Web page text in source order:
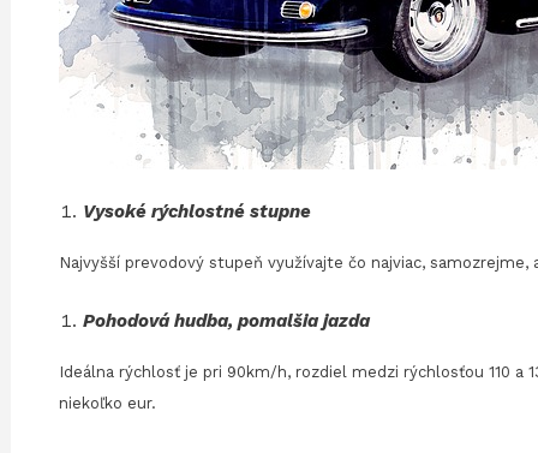
Vysoké rýchlostné stupne
Najvyšší prevodový stupeň využívajte čo najviac,
Pohodová hudba, pomalšia jazda
Ideálna rýchlosť je pri 90km/h, rozdiel medzi rýchlosťou 110
niekoľko eur.